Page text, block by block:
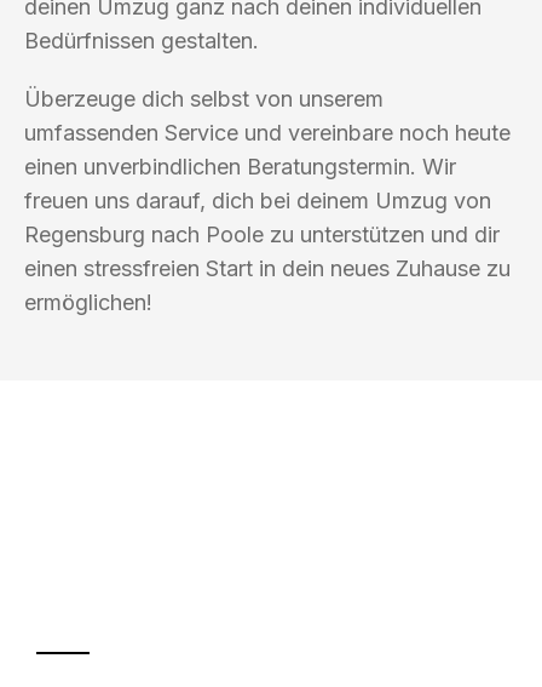
deinen Umzug ganz nach deinen individuellen
Bedürfnissen gestalten.
Überzeuge dich selbst von unserem
umfassenden Service und vereinbare noch heute
einen unverbindlichen Beratungstermin. Wir
freuen uns darauf, dich bei deinem Umzug von
Regensburg nach Poole zu unterstützen und dir
einen stressfreien Start in dein neues Zuhause zu
ermöglichen!